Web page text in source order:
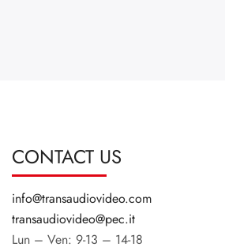
CONTACT US
info@transaudiovideo.com
transaudiovideo@pec.it
Lun – Ven: 9-13 – 14-18